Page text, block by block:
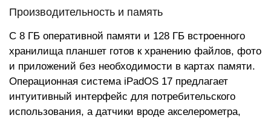
Производительность и память
С 8 ГБ оперативной памяти и 128 ГБ встроенного
хранилища планшет готов к хранению файлов, фото
и приложений без необходимости в картах памяти.
Операционная система iPadOS 17 предлагает
интуитивный интерфейс для потребительского
использования, а датчики вроде акселерометра,